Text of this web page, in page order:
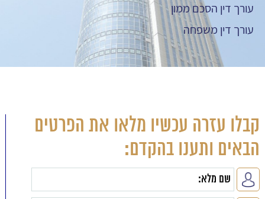
עורך דין הסכם ממון
עורך דין משפחה
קבלו עזרה עכשיו מלאו את הפרטים
הבאים ותענו בהקדם: